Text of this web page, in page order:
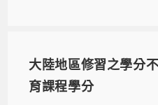
大陸地區修習之學分
育課程學分